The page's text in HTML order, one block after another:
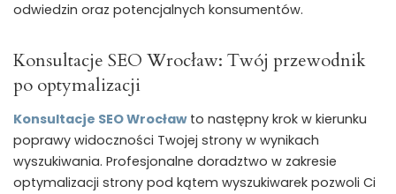
odwiedzin oraz potencjalnych konsumentów.
Konsultacje SEO Wrocław: Twój przewodnik
po optymalizacji
Konsultacje SEO Wrocławto następny krok w kierunku
poprawy widoczności Twojej strony w wynikach
wyszukiwania. Profesjonalne doradztwo w zakresie
optymalizacji strony pod kątem wyszukiwarek pozwoli Ci